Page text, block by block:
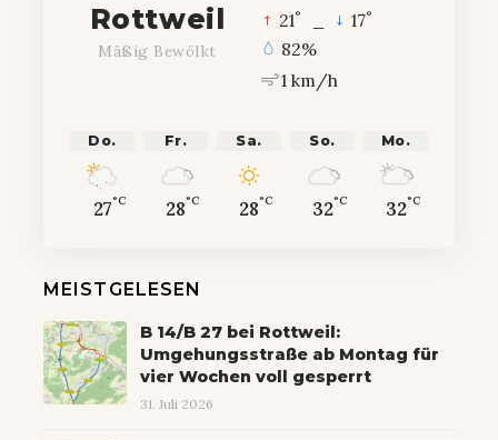
Rottweil
Mäßig Bewölkt
21° 17°
82%
1 km/h
Do.
27°C
Fr.
28°C
Sa.
28°C
So.
32°C
Mo.
32°C
MEISTGELESEN
B 14/B 27 bei Rottweil:
Umgehungsstraße ab Montag für
vier Wochen voll gesperrt
31. Juli 2026